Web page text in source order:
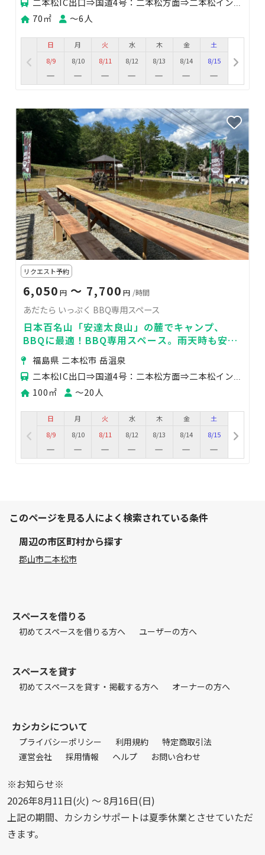
70㎡ 〜6人
日
8/9
月
8/10
火
8/11
水
8/12
木
8/13
金
8/14
土
8/15
リクエスト予約
6,050 円 〜 7,700 円 /時間
あだたら いっぷく BBQ専用スペース
日本百名山「安達太良山」の麓でキャンプ、
BBQに最適！BBQ専用スペース。雨天時も安心
利用。
福島県 二本松市 岳温泉
100㎡ 〜20人
日
8/9
月
8/10
火
8/11
水
8/12
木
8/13
金
8/14
土
8/15
このページを見る人によく検索されている条件
周辺の市区町村から探す
郡山市二本松市
スペースを借りる
初めてスペースを借りる方へ ユーザーの方へ
スペースを貸す
初めてスペースを貸す・掲載する方へ オーナーの方へ
カシカシについて
プライバシーポリシー 利用規約
特定商取引法
運営会社
採用情報 ヘルプ お問い合わせ
※お知らせ※
2026年8月11日(火) 〜 8月16日(日)
上記の期間、カシカシサポートは夏季休業とさせていただ
きます。